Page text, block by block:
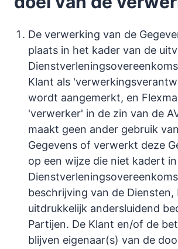
De verwerking van de
plaats in het kader van de
Klant als
wordt aangemerkt, en
'verwerker' in de zin van de
maakt geen ander gebruik
Gegevens of verwerkt deze
op een wijze die niet kadert
beschrijving van de Diensten,
uitdrukkelijk andersluidend
Partijen. De Klant en/of de
blijven eigenaar(s) van de